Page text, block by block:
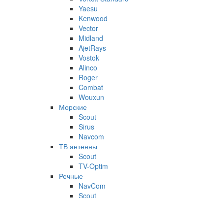
Yaesu
Kenwood
Vector
Midland
AjetRays
Vostok
Alinco
Roger
Combat
Wouxun
Морские
Scout
Sirus
Navcom
ТВ антенны
Scout
TV-Optim
Речные
NavCom
Scout